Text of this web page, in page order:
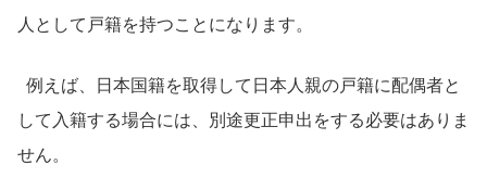
人として戸籍を持つことになります。
例えば、日本国籍を取得して日本人親の戸籍に配偶者と
して入籍する場合には、別途更正申出をする必要はありま
せん。